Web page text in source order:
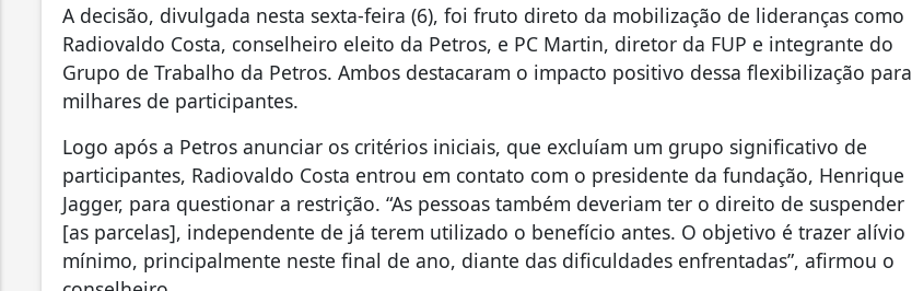
A decisão, divulgada nesta sexta-feira (6), foi fruto direto da mobilização de lideranças como
Radiovaldo Costa, conselheiro eleito da Petros, e PC Martin, diretor da FUP e integrante do
Grupo de Trabalho da Petros. Ambos destacaram o impacto positivo dessa flexibilização para
milhares de participantes.
Logo após a Petros anunciar os critérios iniciais, que excluíam um grupo significativo de
participantes, Radiovaldo Costa entrou em contato com o presidente da fundação, Henrique
Jagger, para questionar a restrição. “As pessoas também deveriam ter o direito de suspender
[as parcelas], independente de já terem utilizado o benefício antes. O objetivo é trazer alívio
mínimo, principalmente neste final de ano, diante das dificuldades enfrentadas”, afirmou o